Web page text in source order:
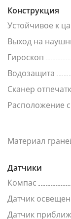
Конструкция
Устойчивое к
Выход на
Гироскоп
Водозащита
Сканер
Расположение
Материал
Датчики
Компас
Датчик
Датчик